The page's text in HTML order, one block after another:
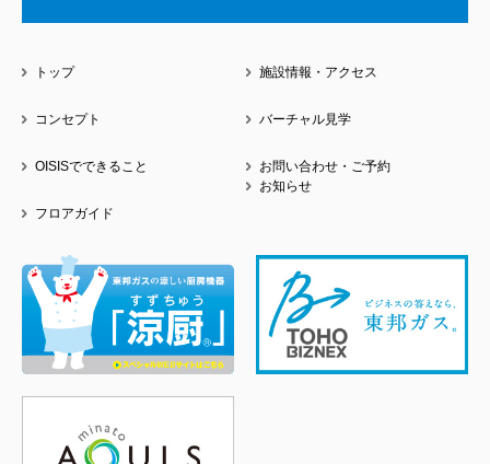
トップ
コンセプト
OISISでできること
フロアガイド
施設情報・アクセス
バーチャル見学
お問い合わせ・ご予約
お知らせ